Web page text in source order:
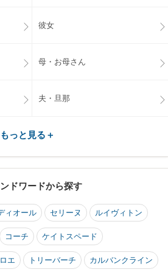
彼女
母・お母さん
夫・旦那
もっと見る＋
ドワードから探す
ィオール セリーヌ ルイヴィトン
コーチ ケイトスペード
エ トリーバーチ カルバンクライン